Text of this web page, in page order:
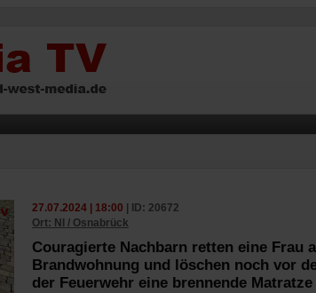
27.07.2024 | 18:00 | ID: 20672
Ort: NI / Osnabrück
Couragierte Nachbarn retten eine Frau
Brandwohnung und löschen noch vor
der Feuerwehr eine brennende Matratze